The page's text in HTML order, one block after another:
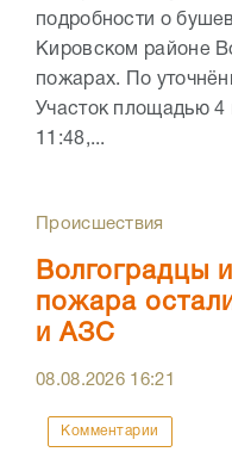
подробности о
Кировском районе
пожарах. По
Участок площадью 4
11:48,...
Происшествия
Волгоградцы
пожара
и АЗС
08.08.2026 16:21
Комментарии